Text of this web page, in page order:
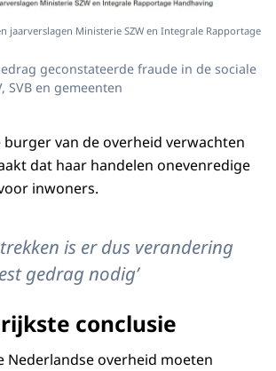
jaarverslagen Ministerie SZW en Integrale Rapportage
geconstateerde fraude in de sociale
SVB en gemeenten
burger van de overheid verwachten
dat haar handelen onevenredige
inwoners.
is er dus verandering
gedrag nodig’
conclusie
Nederlandse overheid moeten